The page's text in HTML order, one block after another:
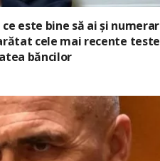
ce este bine să ai și numerar
cele mai recente teste
băncilor